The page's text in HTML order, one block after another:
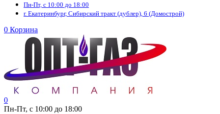
Пн-Пт, с 10:00 до 18:00
г. Екатеринбург, Сибирский тракт (дублер), 6 (Домострой)
0 Корзина
0
Пн-Пт, с 10:00 до 18:00